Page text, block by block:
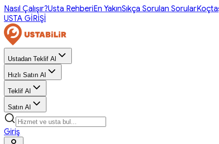
Nasıl Çalışır?Usta RehberiEn YakınSıkça Sorulan Sorular
USTA GİRİŞİ
Ustadan Teklif Al
Hızlı Satın Al
Teklif Al
Satın Al
Giriş